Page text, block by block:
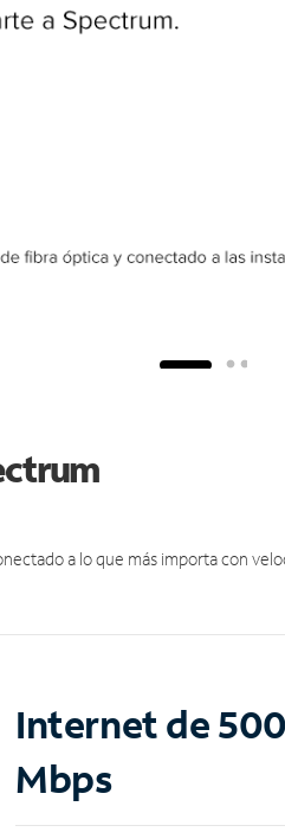
a lo que más importa con
Internet de 500
Mbps